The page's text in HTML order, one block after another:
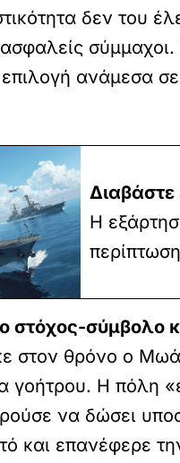
δεν του
ασφαλείς
ανάμεσα σε
Διαβάστε
Η
στόχος-σύμβολο
στον θρόνο ο
γοήτρου. Η πόλη
να δώσει
και επανέφερε